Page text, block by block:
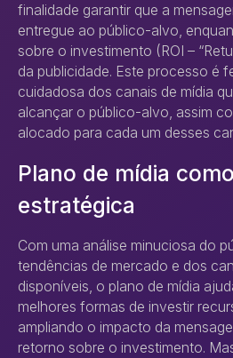
finalidade garantir que a
entregue ao público-alvo,
sobre o investimento (ROI –
da publicidade. Este processo é
cuidadosa dos canais de mídia
alcançar o público-alvo, assim
alocado para cada um desses
Plano de mídia
estratégica
Com uma análise minuciosa do
tendências de mercado e dos
disponíveis, o plano de mídia
melhores formas de investir
ampliando o impacto da
retorno sobre o investimento.